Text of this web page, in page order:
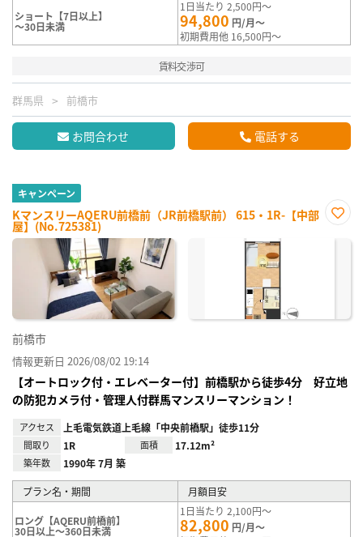
ショート【7日以上】
～30日未満
1日当たり 2,500円～
94,800 円/月～
初期費用他 16,500円～
賃料交渉可
群馬県 前橋市
お問合わせ 電話する
キャンペーン
KマンスリーAQERU前橋前（JR前橋駅前） 615・1R-【中部
屋】(No.725381)
に入
前橋市
情報更新日 2026/08/02 19:14
【オートロック付・エレベーター付】前橋駅から徒歩4分 好立地
の防犯カメラ付・管理人付群馬マンスリーマンション！
アクセス 上毛電気鉄道上毛線「中央前橋駅」徒歩11分
間取り 1R 面積 17.12m²
築年数 1990年 7月 築
プラン名・期間 月額目安
ロング【AQERU前橋前】
30日以上～360日未満
1日当たり 2,100円～
82,800 円/月～